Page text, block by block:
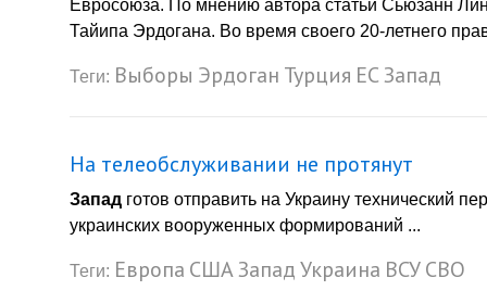
Евросоюза. По мнению автора статьи Сьюзанн
Тайипа Эрдогана. Во время своего 20-летнего
Теги: Выборы Эрдоган Турция ЕС Запад
На телеобслуживании не протянут
Запад готов отправить на Украину технический
украинских вооруженных формирований ...
Теги: Европа СШАЗападУкраина ВСУСВО